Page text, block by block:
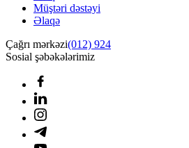
Müştəri dəstəyi
Əlaqə
Çağrı mərkəzi(012) 924
Sosial şəbəkələrimiz